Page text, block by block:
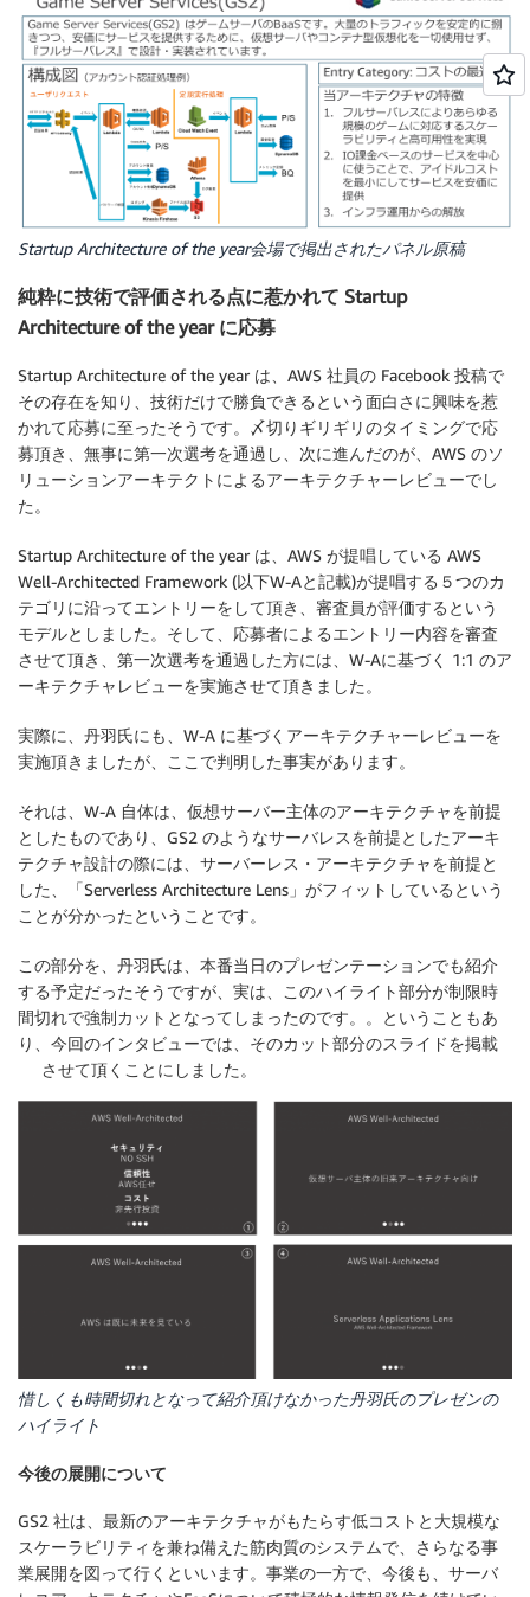
Startup Architecture of the year会場で掲出されたパネル原稿
純粋に技術で評価される点に惹かれて Startup
Architecture of the year に応募
Startup Architecture of the year は、AWS 社員の Facebook 投稿で
その存在を知り、技術だけで勝負できるという面白さに興味を惹
かれて応募に至ったそうです。〆切りギリギリのタイミングで応
募頂き、無事に第一次選考を通過し、次に進んだのが、AWS のソ
リューションアーキテクトによるアーキテクチャーレビューでし
た。
Startup Architecture of the year は、AWS が提唱している AWS
Well-Architected Framework (以下W-Aと記載)が提唱する５つのカ
テゴリに沿ってエントリーをして頂き、審査員が評価するという
モデルとしました。そして、応募者によるエントリー内容を審査
させて頂き、第一次選考を通過した方には、W-Aに基づく 1:1 のア
ーキテクチャレビューを実施させて頂きました。
実際に、丹羽氏にも、W-A に基づくアーキテクチャーレビューを
実施頂きましたが、ここで判明した事実があります。
それは、W-A 自体は、仮想サーバー主体のアーキテクチャを前提
としたものであり、GS2 のようなサーバレスを前提としたアーキ
テクチャ設計の際には、サーバーレス・アーキテクチャを前提と
した、「Serverless Architecture Lens」がフィットしているという
ことが分かったということです。
この部分を、丹羽氏は、本番当日のプレゼンテーションでも紹介
する予定だったそうですが、実は、このハイライト部分が制限時
間切れで強制カットとなってしまったのです。。ということもあ
り、今回のインタビューでは、そのカット部分のスライドを掲載
させて頂くことにしました。
惜しくも時間切れとなって紹介頂けなかった丹羽氏のプレゼンの
ハイライト
今後の展開について
GS2 社は、最新のアーキテクチャがもたらす低コストと大規模な
スケーラビリティを兼ね備えた筋肉質のシステムで、さらなる事
業展開を図って行くといいます。事業の一方で、今後も、サーバ